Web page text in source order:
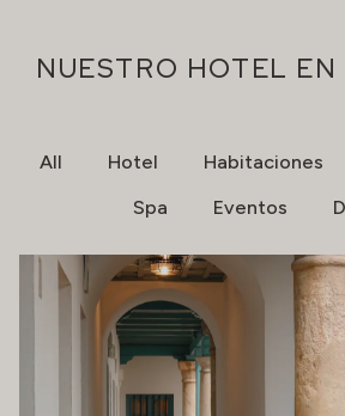
NUESTRO HOTEL
All Hotel Habitaciones
Spa
Eventos